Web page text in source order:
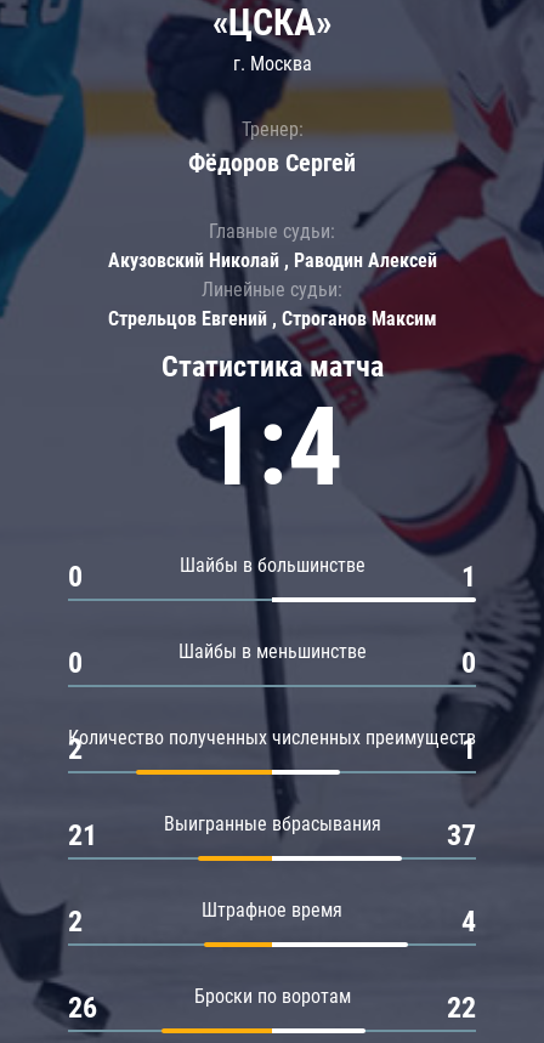
Статистика матча
1:4
Шайбы в большинстве
0 1
Шайбы в меньшинстве
0 0
Количество полученных численных преимуществ
2 1
Выигранные вбрасывания
21 37
Штрафное время
2 4
Броски по воротам
26 22
«ЦСКА»
г. Москва
Тренер:
Фёдоров Сергей
Главные судьи:
Акузовский Николай , Раводин Алексей
Линейные судьи:
Стрельцов Евгений , Строганов Максим